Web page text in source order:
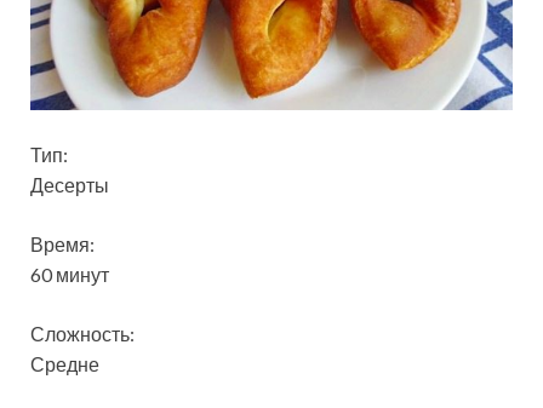
Тип:
Десерты
Время:
60 минут
Сложность:
Средне